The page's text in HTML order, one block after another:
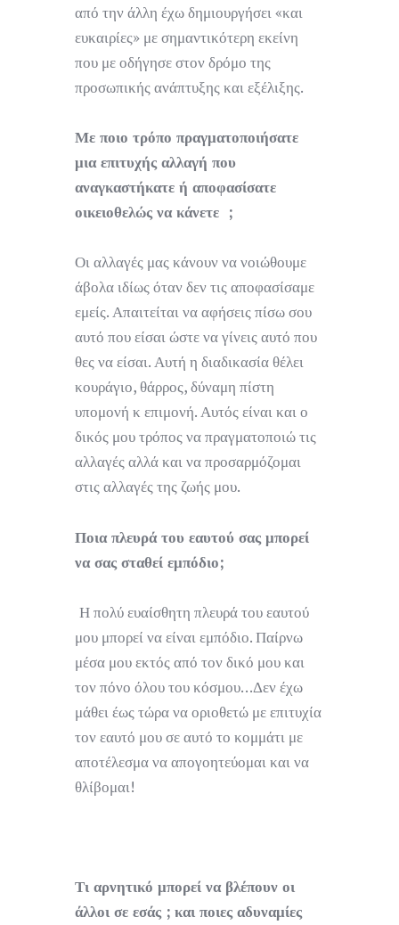
από την άλλη έχω δημιουργήσει «και
ευκαιρίες» με σημαντικότερη εκείνη
που με οδήγησε στον δρόμο της
προσωπικής ανάπτυξης και εξέλιξης.
Με ποιο τρόπο πραγματοποιήσατε
μια επιτυχής αλλαγή που
αναγκαστήκατε ή αποφασίσατε
οικειοθελώς να κάνετε ;
Οι αλλαγές μας κάνουν να νοιώθουμε
άβολα ιδίως όταν δεν τις αποφασίσαμε
εμείς. Απαιτείται να αφήσεις πίσω σου
αυτό που είσαι ώστε να γίνεις αυτό που
θες να είσαι. Αυτή η διαδικασία θέλει
κουράγιο, θάρρος, δύναμη πίστη
υπομονή κ επιμονή. Αυτός είναι και ο
δικός μου τρόπος να πραγματοποιώ τις
αλλαγές αλλά και να προσαρμόζομαι
στις αλλαγές της ζωής μου.
Ποια πλευρά του εαυτού σας μπορεί
να σας σταθεί εμπόδιο;
Η πολύ ευαίσθητη πλευρά του εαυτού
μου μπορεί να είναι εμπόδιο. Παίρνω
μέσα μου εκτός από τον δικό μου και
τον πόνο όλου του κόσμου…Δεν έχω
μάθει έως τώρα να οριοθετώ με επιτυχία
τον εαυτό μου σε αυτό το κομμάτι με
αποτέλεσμα να απογοητεύομαι και να
θλίβομαι!
Τι αρνητικό μπορεί να βλέπουν οι
άλλοι σε εσάς ; και ποιες αδυναμίες